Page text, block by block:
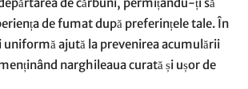
de fumat după preferințele tale. În
uniformă ajută la prevenirea acumulării
narghileaua curată și ușor de